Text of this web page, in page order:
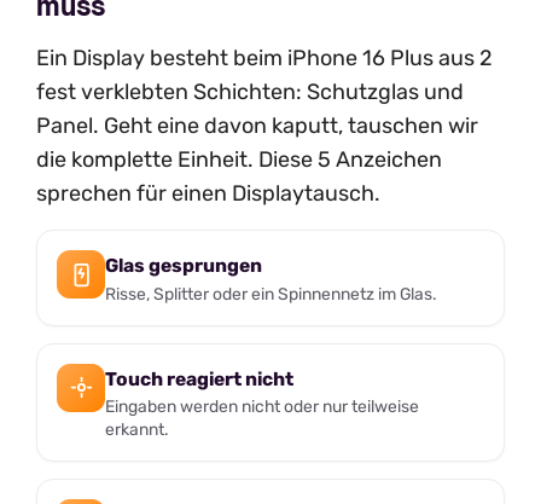
Ein Display besteht beim iPhone 16 Plus aus 2
fest verklebten Schichten: Schutzglas und
Panel. Geht eine davon kaputt, tauschen wir
die komplette Einheit. Diese 5 Anzeichen
sprechen für einen Displaytausch.
Glas gesprungen
Risse, Splitter oder ein Spinnennetz im Glas.
Touch reagiert nicht
Eingaben werden nicht oder nur teilweise
erkannt.